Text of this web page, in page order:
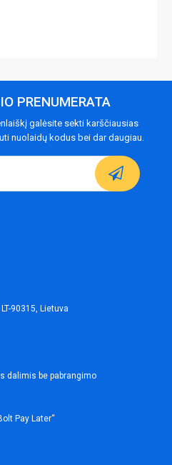
PRENUMERATA
galėsite sekti karščiausias
nuolaidų kodus bei dar daugiau.
90315, Lietuva
dalimis be pabrangimo
Pay Later“